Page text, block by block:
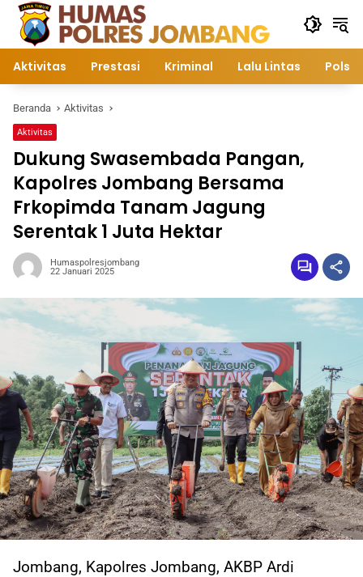
Langsung
konten
Aktivitas Prestasi Kriminal Lalu Lintas
Beranda Aktivitas
Aktivitas
Dukung Swasembada Pangan,
Kapolres Jombang Bersama
Frkopimda Tanam Jagung
Serentak 1 Juta Hektar
Humaspolresjombang
22 Januari 2025
Jombang, Kapolres Jombang, AKBP Ardi